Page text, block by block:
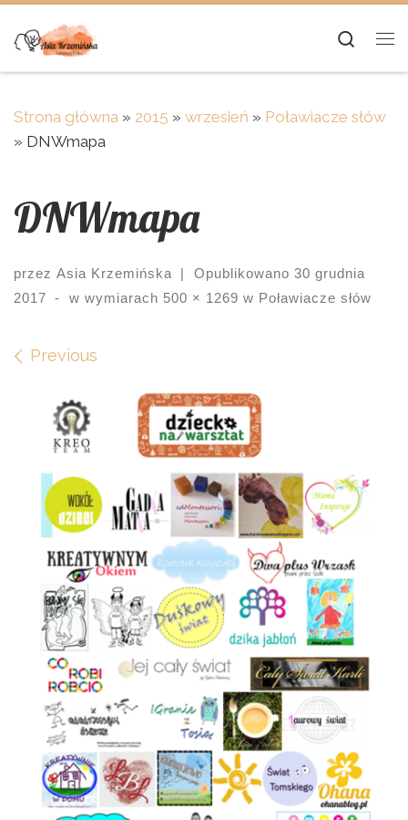
Skip to content
Strona główna » 2015 » wrzesień » Poławiacze słów
» DNWmapa
DNWmapa
przez Asia Krzemińska | Opublikowano 30 grudnia
2017
- w wymiarach 500 × 1269 w Poławiacze słów
Images navigation
Previous